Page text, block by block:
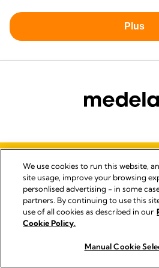
POLITIQUE EN MATIERE
LA VIE PRIVEE
QUALITY
ACCESSIBILITY
ALTGERÄTEN UND
We use cookies to run this website,
site usage, improve your browsing
personlised advertising - in some
partners. By continuing to use this
use of all cookies as described in our
Cookie Policy.
Manual Cookie